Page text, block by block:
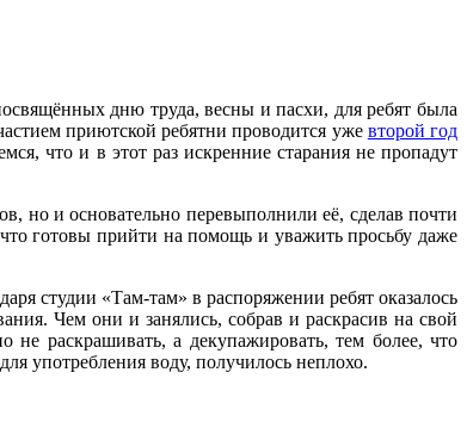
дню труда, весны и пасхи, для ребят была
приютской ребятни проводится уже второй год
что и в этот раз искренние старания не пропадут
но и основательно перевыполнили её, сделав почти
готовы прийти на помощь и уважить просьбу даже
студии «Там-там» в распоряжении ребят оказалось
Чем они и занялись, собрав и раскрасив на свой
раскрашивать, а декупажировать, тем более, что
употребления воду, получилось неплохо.